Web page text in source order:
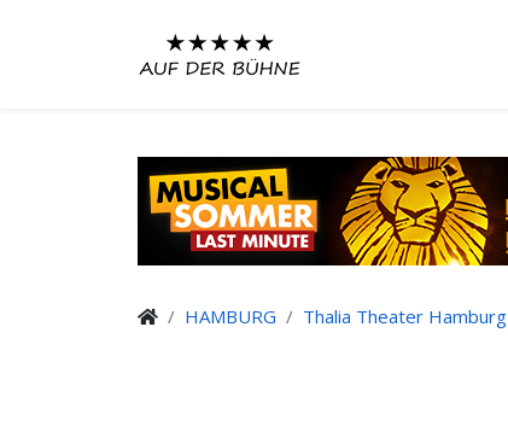
HAMBURG Thalia Theater Hamburg